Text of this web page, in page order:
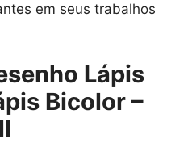
em seus trabalhos
Lápis
Bicolor –